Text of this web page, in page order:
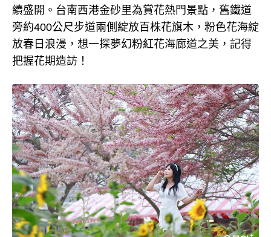
續盛開。台南西港金砂里為賞花熱門景點，舊鐵道
旁約400公尺步道兩側綻放百株花旗木，粉色花海綻
放春日浪漫，想一探夢幻粉紅花海廊道之美，記得
把握花期造訪！